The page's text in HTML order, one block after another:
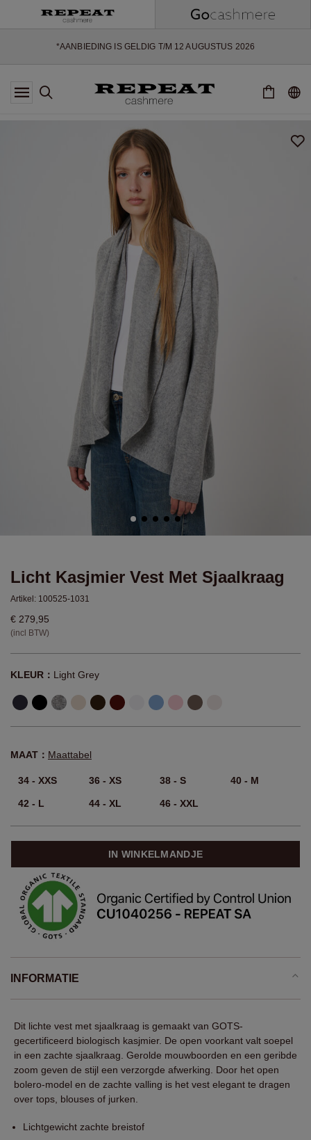
*AANBIEDING IS GELDIG T/M 12 AUGUSTUS 2026
*NIET GELDIG VOOR LIMITED EDITION
*UITZONDERINGEN KUNNEN VAN TOEPASSING ZIJN
SEIZOEN
EXTRA 10% OFF SALE
Licht Kasjmier Vest Met Sjaalkraag
Artikel: 100525-1031
€ 279,95
(incl BTW)
KLEUR： Light Grey
MAAT： Maattabel
34 - XXS 36 - XS 38 - S 40 - M
42 - L 44 - XL 46 - XXL
IN WINKELMANDJE
INFORMATIE
Dit lichte vest met sjaalkraag is gemaakt van GOTS-
gecertificeerd biologisch kasjmier. De open voorkant valt soepel
in een zachte sjaalkraag. Gerolde mouwboorden en een geribde
zoom geven de stijl een verzorgde afwerking. Door het open
bolero-model en de zachte valling is het vest elegant te dragen
over tops, blouses of jurken.
Lichtgewicht zachte breistof